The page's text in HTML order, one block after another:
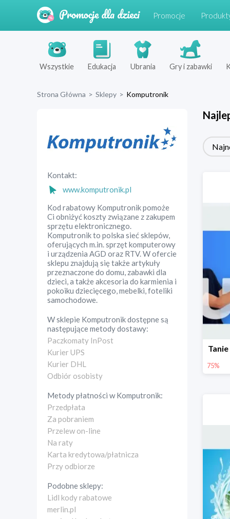
Promocje
Wszystkie Edukacja Ubrania Gry i zabawki
Strona Główna > Sklepy > Komputronik
Kontakt:
www.komputronik.pl
Kod rabatowy Komputronik pomoże
Ci obniżyć koszty związane z zakupem
sprzętu elektronicznego.
Komputronik to polska sieć sklepów,
oferujących m.in. sprzęt komputerowy
i urządzenia AGD oraz RTV. W ofercie
sklepu znajdują się także artykuły
przeznaczone do domu, zabawki dla
dzieci, a także akcesoria do karmienia i
pokoiku dziecięcego, mebelki, foteliki
samochodowe.
W sklepie Komputronikdostępne są
następujące metody dostawy:
Paczkomaty InPost
Kurier UPS
Kurier DHL
Odbiór osobisty
Metody płatności wKomputronik:
Przedpłata
Za pobraniem
Przelew on-line
Na raty
Karta kredytowa/płatnicza
Przy odbiorze
Podobne sklepy:
Lidl kody rabatowe
merlin.pl
75%